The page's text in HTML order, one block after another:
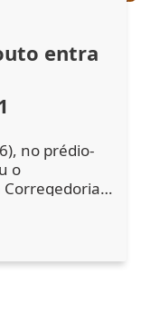
entra
no prédio-
o
cerimônia de
2025,
Salão Nobre
a inclusão da